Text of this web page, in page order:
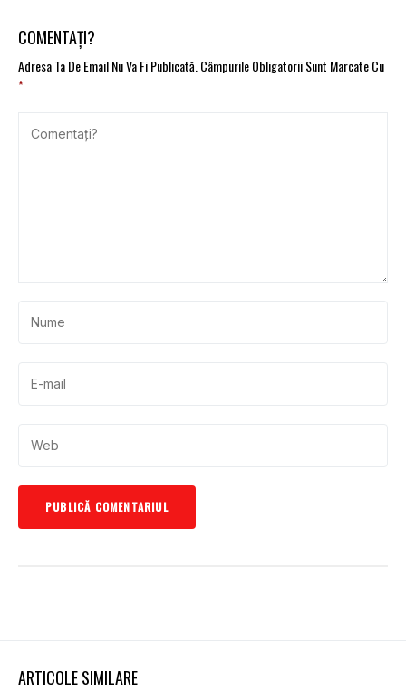
COMENTAȚI?
Adresa Ta De Email Nu Va Fi Publicată. Câmpurile Obligatorii Sunt Marcate Cu
*
ARTICOLE SIMILARE